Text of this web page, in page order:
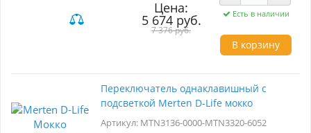
она обеспечивает долговечность и
устойчивость к повреждениям. Элегантный
цвет мокко гармонично вписывается в
различные дизайнерские концепции,
добавляя нотку современности. Двойная
телефона, что удобно для офисов и домашних
условий. Простота установки и возможность
интеграции в существующие системы
гарантируют быстрое и эффективное решение
сочетание функциональности и эстетики для
Цена:
5 674 руб.
7 376 руб.
Есть в наличии
В корзину
Переключатель однаклавишный с
подсветкой Merten D-Life мокко
Артикул: MTN3136-0000-MTN3320-6052